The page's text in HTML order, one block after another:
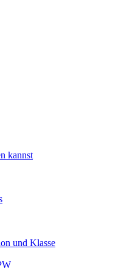
kannst
und Klasse